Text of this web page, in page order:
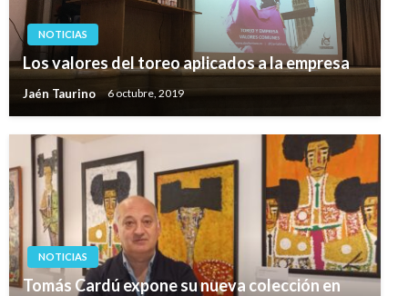
NOTICIAS
Los valores del toreo aplicados a la empresa
Jaén Taurino 6 octubre, 2019
NOTICIAS
Tomás Cardú expone su nueva colección en